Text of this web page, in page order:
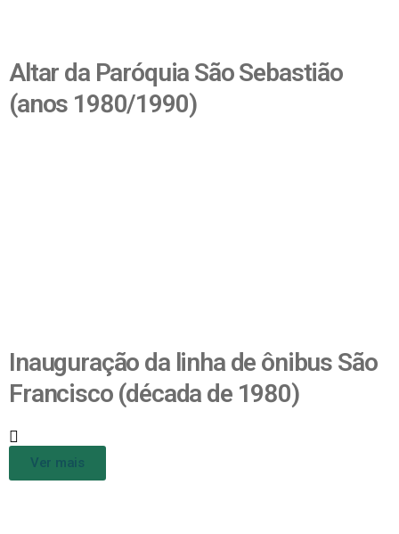
Altar da Paróquia São Sebastião
(anos 1980/1990)
Inauguração da linha de ônibus São
Francisco (década de 1980)
Ver mais